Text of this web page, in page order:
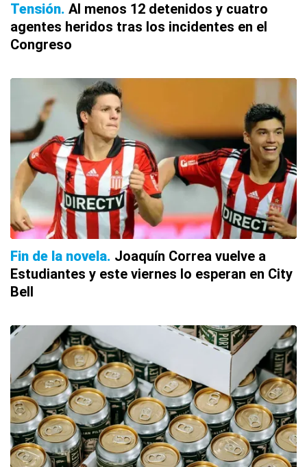
Tensión Al menos 12 detenidos y cuatro
agentes heridos tras los incidentes en el
Congreso
Fin de la novela Joaquín Correa vuelve a
Estudiantes y este viernes lo esperan en City
Bell